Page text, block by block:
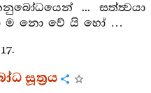
... සත්ත්‍වයා
ම නො වේ යි හෝ …
සූත්‍රය